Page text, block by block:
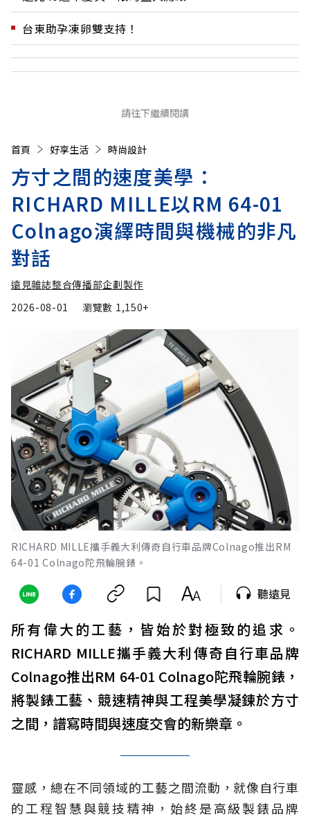
台東助孕凍卵雙支持！
請往下繼續閱讀
首頁 好享生活 時尚設計
方寸之間的速度美學：
RICHARD MILLE以RM 64-01
Colnago演繹時間與機械的非凡
對話
遠見雜誌整合傳播部企劃製作
2026-08-01
瀏覽數 1,150+
RICHARD MILLE攜手義大利傳奇自行車品牌Colnago推出RM
64-01 Colnago陀飛輪腕錶。
聽遠見
所有偉大的工藝，皆始於對極致的追求。
RICHARD MILLE攜手義大利傳奇自行車品牌
Colnago推出RM 64-01 Colnago陀飛輪腕錶，
將製錶工藝、競速精神與工程美學凝鍊於方寸
之間，譜寫時間與速度交會的新樂章。
靈感，總在不同領域的工藝之間流動，就像自行車
的工程智慧與競技精神，始終是高級製錶品牌